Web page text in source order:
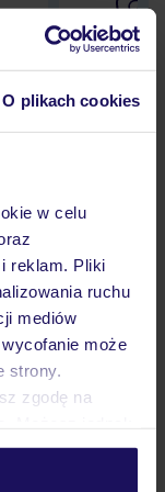
O plikach cookies
w celu
reklam. Pliki
ruchu
mediów
może
strony.
zgodę na
zakładkę
30 lat w